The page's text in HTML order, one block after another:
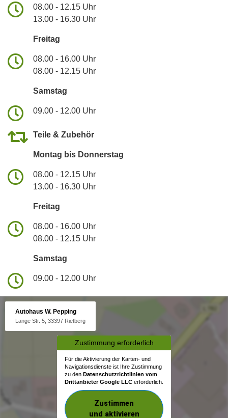
08.00 - 12.15 Uhr
13.00 - 16.30 Uhr
Freitag
08.00 - 16.00 Uhr
08.00 - 12.15 Uhr
Samstag
09.00 - 12.00 Uhr
Teile & Zubehör
Montag bis Donnerstag
08.00 - 12.15 Uhr
13.00 - 16.30 Uhr
Freitag
08.00 - 16.00 Uhr
08.00 - 12.15 Uhr
Samstag
09.00 - 12.00 Uhr
Autohaus W. Pepping
Lange Str. 5, 33397 Rietberg
Zustimmung erforderlich
Für die Aktivierung der Karten- und
Navigationsdienste ist Ihre Zustimmung
zu den Datenschutzrichtlinien vom
Drittanbieter Google LLC erforderlich.
Zustimmen
und aktivieren